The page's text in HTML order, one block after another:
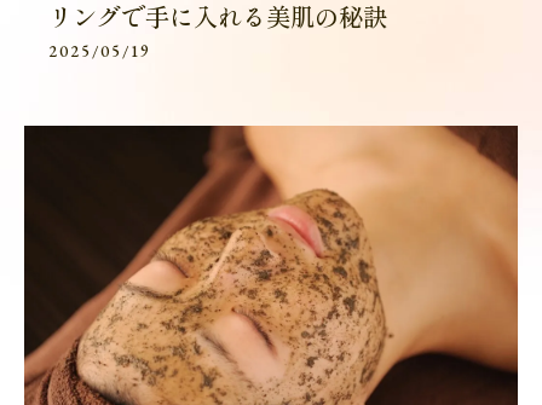
リングで手に入れる美肌の秘訣
2025/05/19